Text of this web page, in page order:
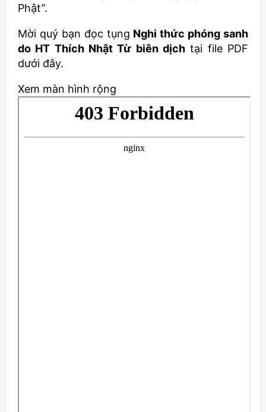
Phật”.
Mời quý bạn đọc tụng Nghi thức phóng sanh
do HT Thích Nhật Từ biên dịch tại file PDF
dưới đây.
Xem màn hình rộng